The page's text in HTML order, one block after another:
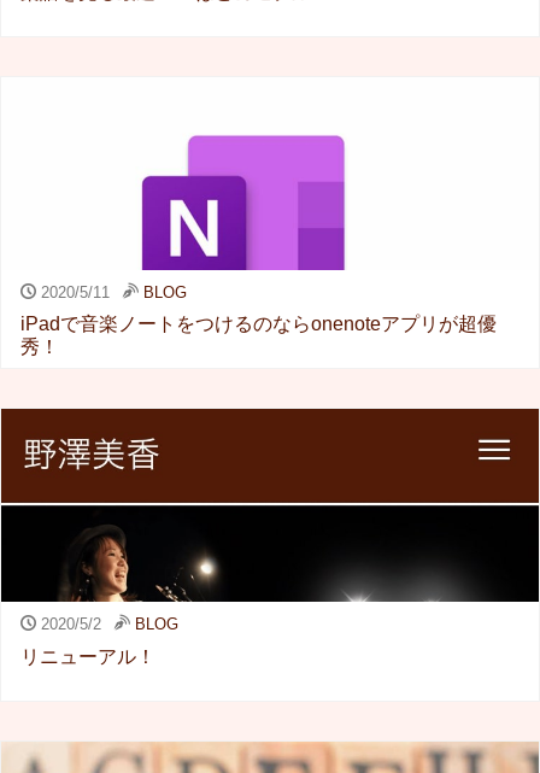
2020/5/11 BLOG
iPadで音楽ノートをつけるのならonenoteアプリが超優
秀！
2020/5/2 BLOG
リニューアル！